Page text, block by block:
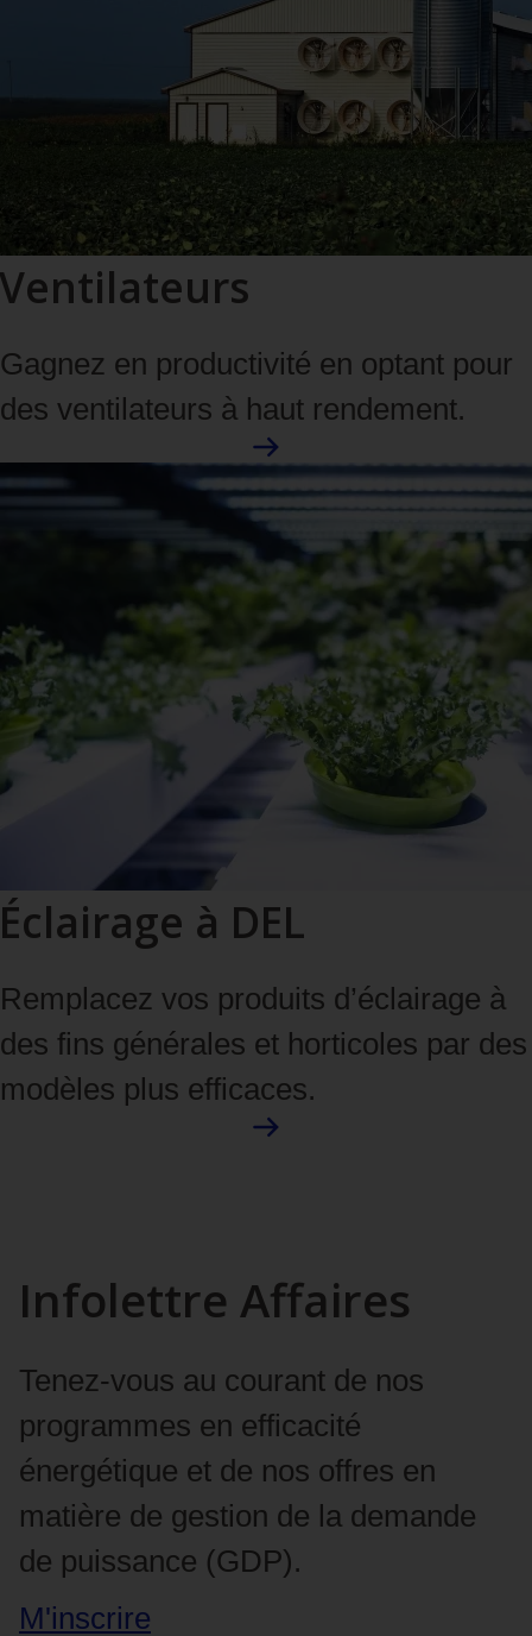
Ventilateurs
Gagnez en productivité en optant pour
des ventilateurs à haut rendement.
Éclairage à DEL
Remplacez vos produits d’éclairage à
des fins générales et horticoles par des
modèles plus efficaces.
Infolettre Affaires
Tenez-vous au courant de nos
programmes en efficacité
énergétique et de nos offres en
matière de gestion de la demande
de puissance (GDP).
M'inscrire